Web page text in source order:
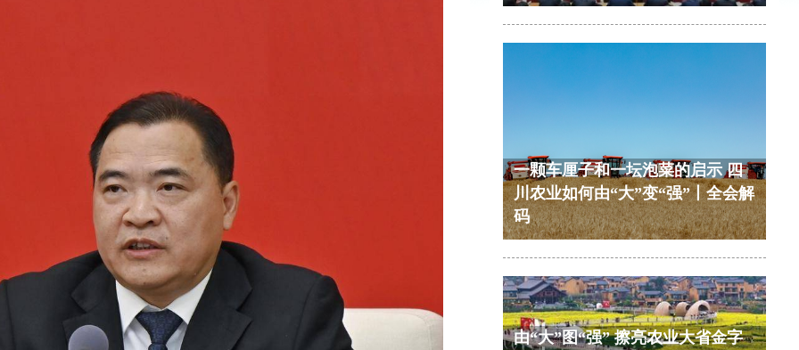
一颗车厘子和一坛泡菜的启示 四
川农业如何由“大”变“强”丨全会解
码
由“大”图“强” 擦亮农业大省金字